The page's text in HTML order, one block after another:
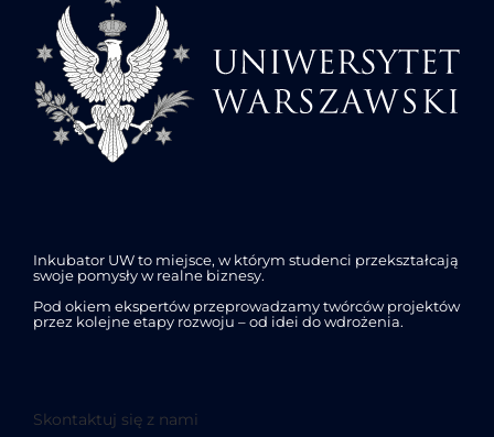
Inkubator UW to miejsce, w którym studenci przekształcają
swoje pomysły w realne biznesy.
Pod okiem ekspertów przeprowadzamy twórców projektów
przez kolejne etapy rozwoju – od idei do wdrożenia.
Skontaktuj się z nami